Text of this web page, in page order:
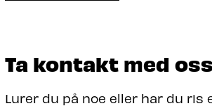
Ta kontakt med oss
Lurer du på noe eller har du ris